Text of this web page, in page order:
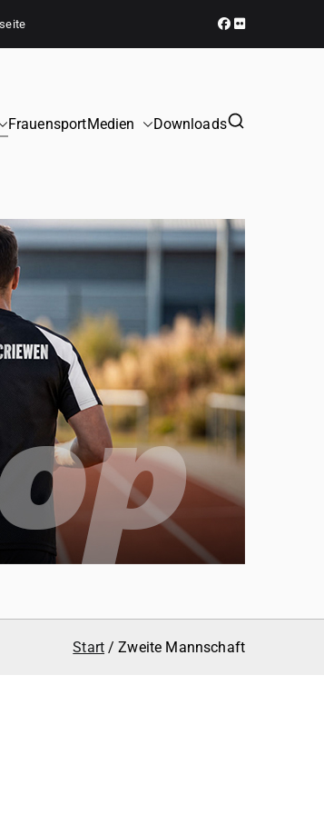
FrauensportMedien Downloads
Start Zweite Mannschaft